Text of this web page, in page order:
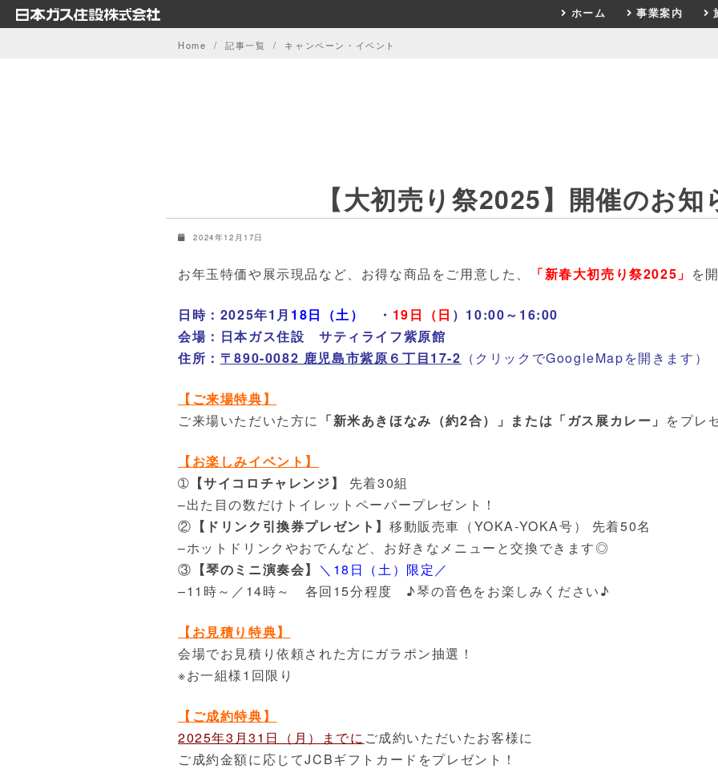
Skip
to
ホーム 事業案内
Home 記事一覧 キャンペーン・イベント
【大初売り祭2025】開催のお知
2024年12月17日
お年玉特価や展示現品など、お得な商品をご用意した、 「新春大初売り祭2025」 を
日時：2025年1月 18日（土） ・ 19日（日 ） 10:00～16:00
会場：日本ガス住設 サティライフ紫原館
住所： 〒890-0082 鹿児島市紫原６丁目17-2 （クリックでGoogleMapを開きます）
【ご来場特典】
ご来場いただいた方に 「新米あきほなみ（約2合）」または 「ガス展カレー」 をプレ
【お楽しみイベント】
➀ 【サイコロチャレンジ】 先着30組
–出た目の数だけトイレットペーパープレゼント！
② 【ドリンク引換券プレゼント】移動販売車（YOKA-YOKA号） 先着50名
–ホットドリンクやおでんなど、お好きなメニューと交換できます◎
③ 【琴のミニ演奏会】 ＼18日（土）限定／
–11時～／14時～ 各回15分程度 ♪琴の音色をお楽しみください♪
【お見積り特典】
会場でお見積り依頼された方にガラポン抽選！
※お一組様1回限り
【ご成約特典】
2025年3月31日（月 ）までに ご成約いただいたお客様に
ご成約金額に応じてJCBギフトカードをプレゼント！